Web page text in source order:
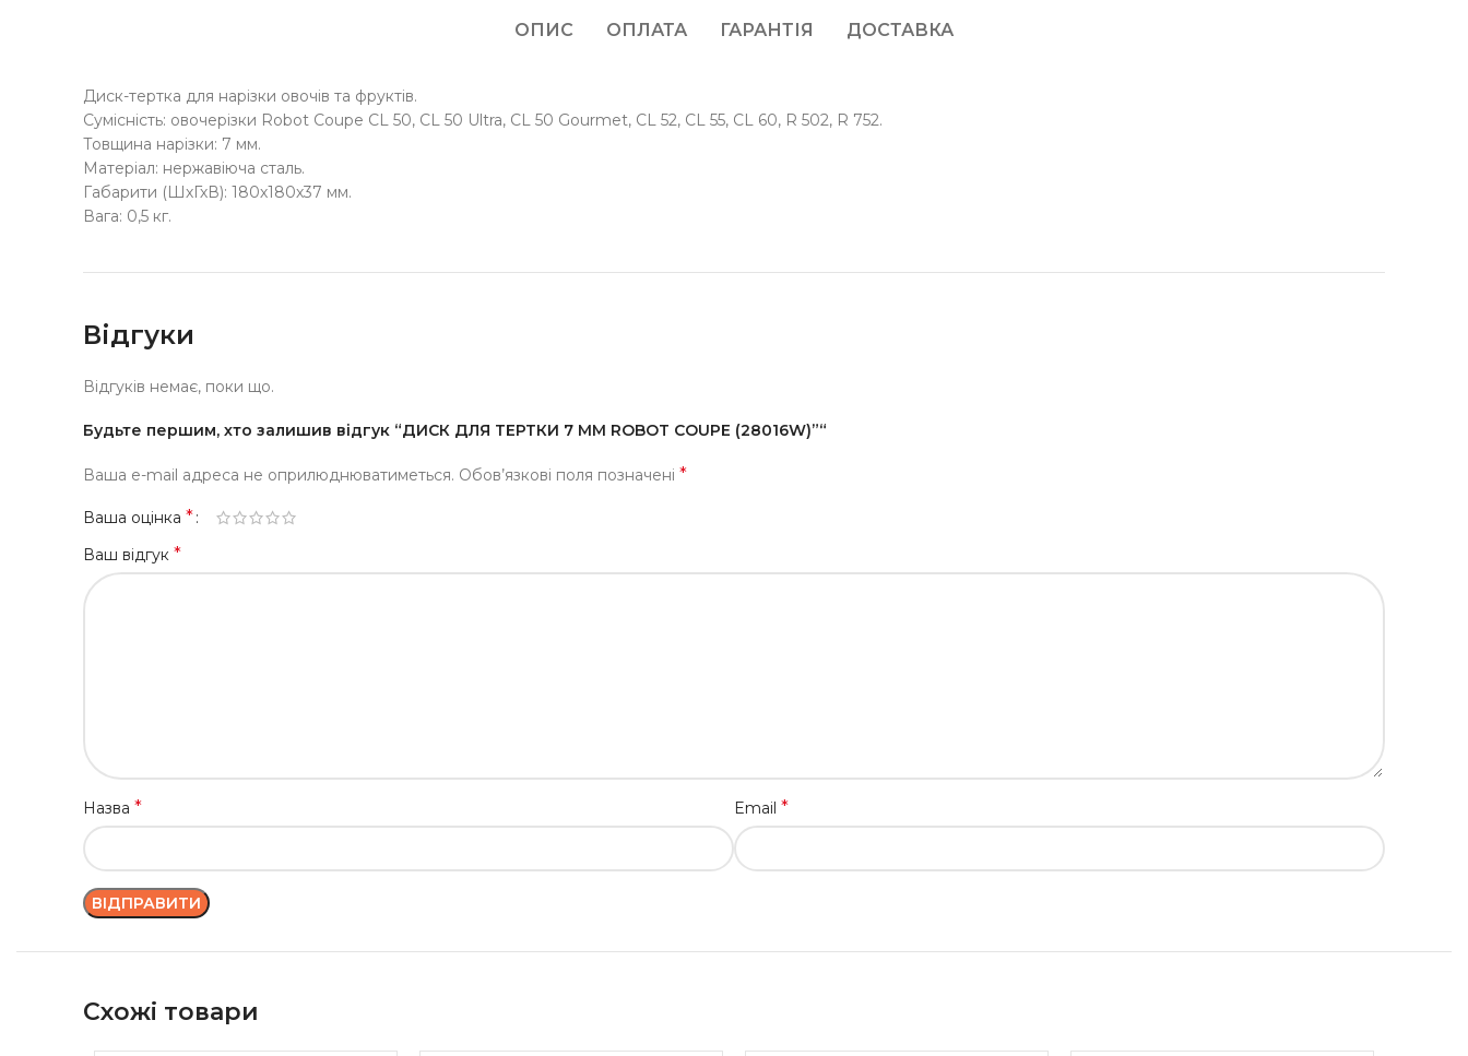
ОПИС ОПЛАТА ГАРАНТІЯ ДОСТАВКА
Диск-тертка для нарізки овочів та фруктів.
Сумісність: овочерізки Robot Coupe CL 50, CL 50 Ultra, CL 50 Gourmet, CL 52, CL 55, CL 60, R 502, R 752.
Товщина нарізки: 7 мм.
Матеріал: нержавіюча сталь.
Габарити (ШхГхВ): 180х180х37 мм.
Вага: 0,5 кг.
Відгуки
Відгуків немає, поки що.
Будьте першим, хто залишив відгук “ДИСК ДЛЯ ТЕРТКИ 7 ММ ROBOT COUPE (28016W)”“
Ваша e-mail адреса не оприлюднюватиметься. Обов’язкові поля позначені *
Ваша оцінка *
Ваш відгук *
Назва * Email *
Схожі товари